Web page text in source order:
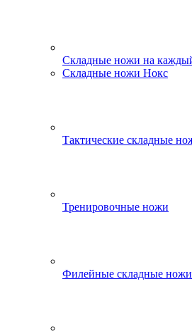
Складные ножи на
Складные ножи Нокс
Тактические складные
Тренировочные ножи
Филейные складные ножи